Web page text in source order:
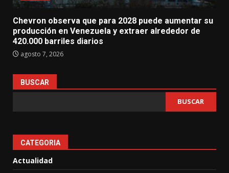
Chevron observa que para 2028 puede aumentar su
producción en Venezuela y extraer alrededor de
420.000 barriles diarios
agosto 7, 2026
BUSCAR
BUSCAR
CATEGORIA
Actualidad